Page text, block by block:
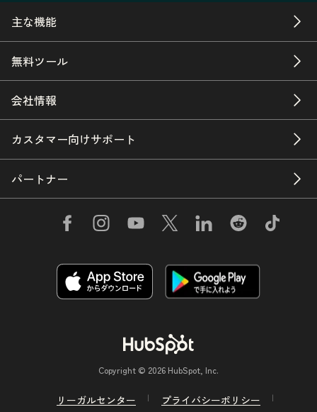
主な機能
無料ツール
会社情報
カスタマー向けサポート
パートナー
Copyright © 2026 HubSpot, Inc.
リーガルセンター
プライバシーポリシー